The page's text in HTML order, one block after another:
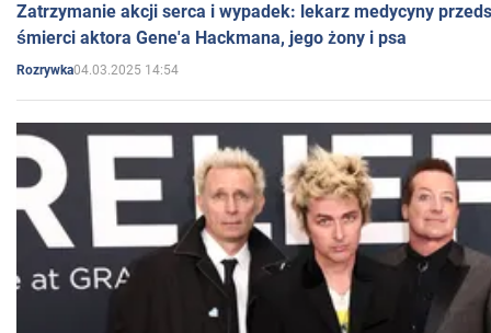
Zatrzymanie akcji serca i wypadek: lekarz medycyny
śmierci aktora Gene'a Hackmana, jego żony i psa
Rozrywka04.03.2025 14:54